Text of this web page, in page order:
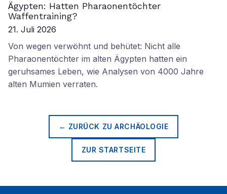
Ägypten: Hatten Pharaonentöchter
Waffentraining?
21. Juli 2026
Von wegen verwöhnt und behütet: Nicht alle
Pharaonentöchter im alten Ägypten hatten ein
geruhsames Leben, wie Analysen von 4000 Jahre
alten Mumien verraten.
← ZURÜCK ZUARCHÄOLOGIE
ZUR STARTSEITE